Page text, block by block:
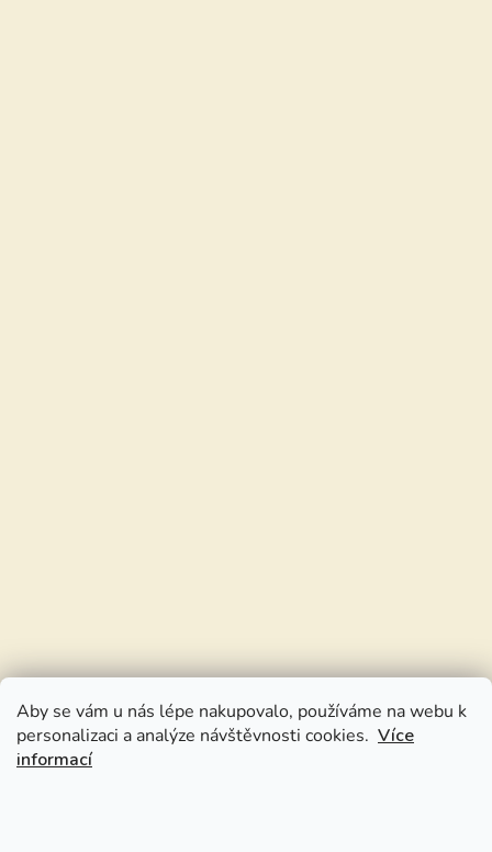
Aby se vám u nás lépe nakupovalo, používáme na webu k
personalizaci a analýze návštěvnosti cookies. Více
informací